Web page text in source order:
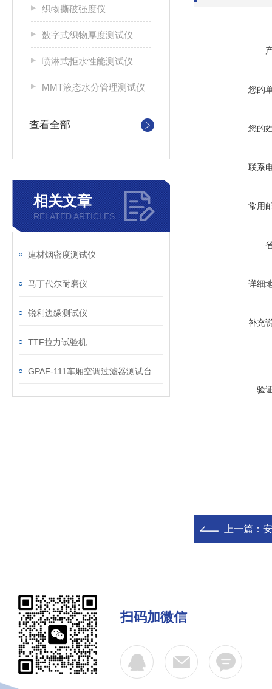
织物撕破强度仪
数字式织物厚度测试仪
喷淋式拒水性能测试仪
MMT液态水分管理测试仪
查看全部
相关文章
RELATED ARTICLES
建材烟密度测试仪
马丁代尔耐磨仪
锐利边缘测试仪
TTF拉力试验机
GPAF-111车厢空调过滤器测试台
您的
您的
联系
常用
详细
补充
验
上一篇：
扫码加微信